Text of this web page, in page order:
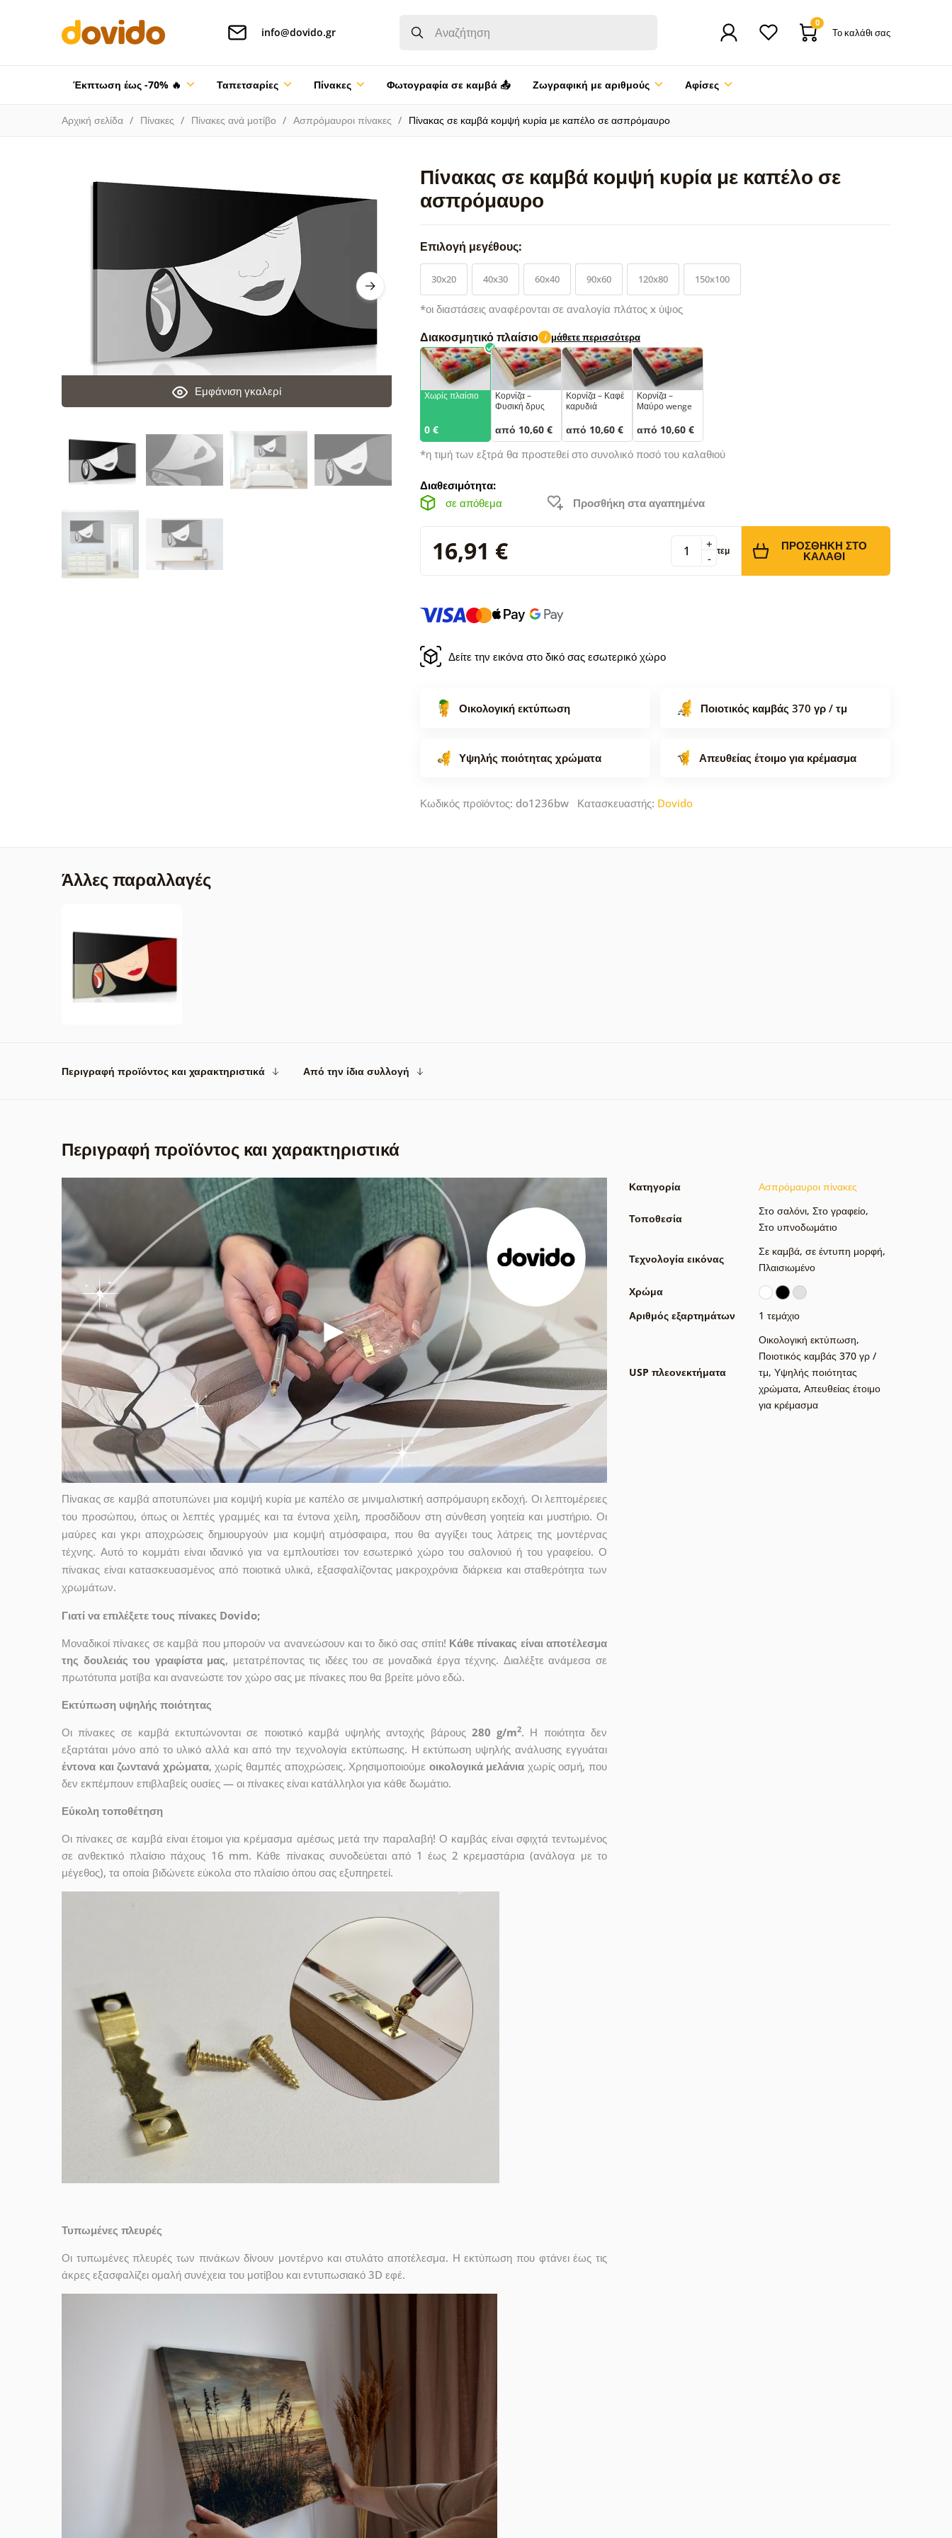
info@dovido.gr
0
Το καλάθι σας
Έκπτωση έως -70% 🔥 Ταπετσαρίες Πίνακες Φωτογραφία σε καμβά 📤 Ζωγραφική με αριθμούς Αφίσες
Αρχική σελίδα Πίνακες Πίνακες ανά μοτίβο Ασπρόμαυροι πίνακες Πίνακας σε καμβά κομψή κυρία με καπέλο σε ασπρόμαυρο
Πίνακας σε καμβά κομψή κυρία με καπέλο σε
ασπρόμαυρο
Εμφάνιση γκαλερί
Επιλογή μεγέθους:
30x20 40x30 60x40 90x60 120x80 150x100
*οι διαστάσεις αναφέρονται σε αναλογία πλάτος x ύψος
Διακοσμητικό πλαίσιο i μάθετε περισσότερα
Χωρίς πλαίσιο
0 €
Κορνίζα –
Φυσική δρυς
από 10,60 €
Κορνίζα – Καφέ
καρυδιά
από 10,60 €
Κορνίζα –
Μαύρο wenge
από 10,60 €
*η τιμή των εξτρά θα προστεθεί στο συνολικό ποσό του καλαθιού
Διαθεσιμότητα:
σε απόθεμα
Προσθήκη στα αγαπημένα
16,91 € -
+ τεμ ΠΡΟΣΘΉΚΗ ΣΤΟ
ΚΑΛΆΘΙ
Δείτε την εικόνα στο δικό σας εσωτερικό χώρο
Οικολογική εκτύπωση Ποιοτικός καμβάς 370 γρ / τμ
Υψηλής ποιότητας χρώματα Απευθείας έτοιμο για κρέμασμα
Κωδικός προϊόντος: do1236bw Κατασκευαστής: Dovido
Άλλες παραλλαγές
Περιγραφή προϊόντος και χαρακτηριστικά Από την ίδια συλλογή
Περιγραφή προϊόντος και χαρακτηριστικά
Πίνακας σε καμβά αποτυπώνει μια κομψή κυρία με καπέλο σε μινιμαλιστική ασπρόμαυρη εκδοχή. Οι λεπτομέρειες
του προσώπου, όπως οι λεπτές γραμμές και τα έντονα χείλη, προσδίδουν στη σύνθεση γοητεία και μυστήριο. Οι
μαύρες και γκρι αποχρώσεις δημιουργούν μια κομψή ατμόσφαιρα, που θα αγγίξει τους λάτρεις της μοντέρνας
τέχνης. Αυτό το κομμάτι είναι ιδανικό για να εμπλουτίσει τον εσωτερικό χώρο του σαλονιού ή του γραφείου. Ο
πίνακας είναι κατασκευασμένος από ποιοτικά υλικά, εξασφαλίζοντας μακροχρόνια διάρκεια και σταθερότητα των
χρωμάτων.
Γιατί να επιλέξετε τους πίνακες Dovido;
Μοναδικοί πίνακες σε καμβά που μπορούν να ανανεώσουν και το δικό σας σπίτι! Κάθε πίνακας είναι αποτέλεσμα
της δουλειάς του γραφίστα μας, μετατρέποντας τις ιδέες του σε μοναδικά έργα τέχνης. Διαλέξτε ανάμεσα σε
πρωτότυπα μοτίβα και ανανεώστε τον χώρο σας με πίνακες που θα βρείτε μόνο εδώ.
Εκτύπωση υψηλής ποιότητας
Οι πίνακες σε καμβά εκτυπώνονται σε ποιοτικό καμβά υψηλής αντοχής βάρους 280 g/m2. Η ποιότητα δεν
εξαρτάται μόνο από το υλικό αλλά και από την τεχνολογία εκτύπωσης. Η εκτύπωση υψηλής ανάλυσης εγγυάται
έντονα και ζωντανά χρώματα, χωρίς θαμπές αποχρώσεις. Χρησιμοποιούμε οικολογικά μελάνια χωρίς οσμή, που
δεν εκπέμπουν επιβλαβείς ουσίες — οι πίνακες είναι κατάλληλοι για κάθε δωμάτιο.
Εύκολη τοποθέτηση
Οι πίνακες σε καμβά είναι έτοιμοι για κρέμασμα αμέσως μετά την παραλαβή! Ο καμβάς είναι σφιχτά τεντωμένος
σε ανθεκτικό πλαίσιο πάχους 16 mm. Κάθε πίνακας συνοδεύεται από 1 έως 2 κρεμαστάρια (ανάλογα με το
μέγεθος), τα οποία βιδώνετε εύκολα στο πλαίσιο όπου σας εξυπηρετεί.
Τυπωμένες πλευρές
Οι τυπωμένες πλευρές των πινάκων δίνουν μοντέρνο και στυλάτο αποτέλεσμα. Η εκτύπωση που φτάνει έως τις
άκρες εξασφαλίζει ομαλή συνέχεια του μοτίβου και εντυπωσιακό 3D εφέ.
Κατηγορία Ασπρόμαυροι πίνακες
Τοποθεσία
Στο σαλόνι, Στο γραφείο,
Στο υπνοδωμάτιο
Τεχνολογία εικόνας
Σε καμβά, σε έντυπη μορφή,
Πλαισιωμένο
Χρώμα
Αριθμός εξαρτημάτων
1 τεμάχιο
USP πλεονεκτήματα
Οικολογική εκτύπωση,
Ποιοτικός καμβάς 370 γρ /
τμ, Υψηλής ποιότητας
χρώματα, Απευθείας έτοιμο
για κρέμασμα